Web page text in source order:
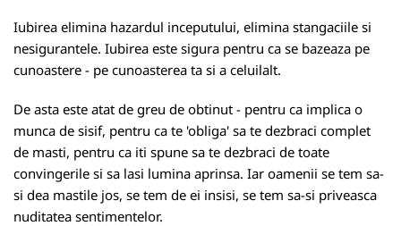
Iubirea elimina hazardul inceputului, elimina stangaciile si
nesigurantele. Iubirea este sigura pentru ca se bazeaza pe
cunoastere - pe cunoasterea ta si a celuilalt.
De asta este atat de greu de obtinut - pentru ca implica o
munca de sisif, pentru ca te 'obliga' sa te dezbraci complet
de masti, pentru ca iti spune sa te dezbraci de toate
convingerile si sa lasi lumina aprinsa. Iar oamenii se tem sa-
si dea mastile jos, se tem de ei insisi, se tem sa-si priveasca
nuditatea sentimentelor.